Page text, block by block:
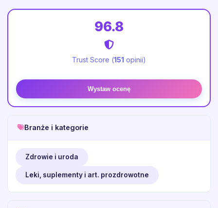
96.8
Trust Score (151 opinii)
Wystaw ocenę
Branże i kategorie
Zdrowie i uroda
Leki, suplementy i art. prozdrowotne